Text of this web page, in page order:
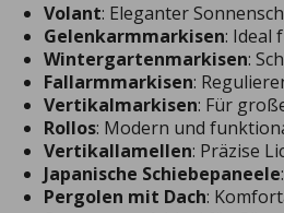
Volant: Eleganter
Gelenkarmmarkisen: Ideal
Wintergartenmarkisen:
Fallarmmarkisen:
Vertikalmarkisen: Für
Rollos: Modern und
Vertikallamellen: Präzise
Japanische Schiebepaneele
Pergolen mit Dach: